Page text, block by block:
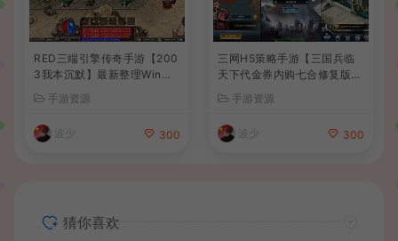
RED三端引擎传奇手游【200
3我本沉默】最新整理Win系
细搭建教程
手游资源
波少 300
三网H5策略手游【三国兵临
天下代金券内购七合修复版】
+Linux手工服务端+管理后台
+GM授权后台+简易安卓客户
端+详细搭建教程+视频教程
手游资源
波少 300
猜你喜欢